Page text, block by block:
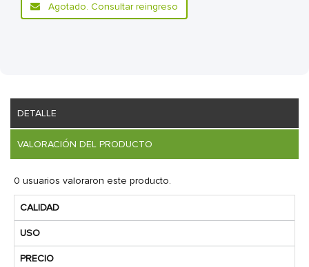
Agotado. Consultar reingreso
DETALLE
VALORACIÓN DEL PRODUCTO
0 usuarios valoraron este producto.
CALIDAD
USO
PRECIO